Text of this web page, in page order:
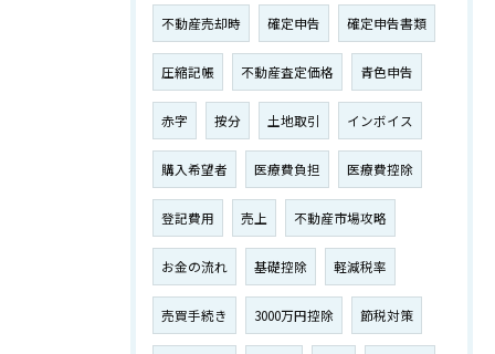
不動産売却時 確定申告 確定申告書類
圧縮記帳 不動産査定価格 青色申告
赤字 按分 土地取引 インボイス
購入希望者 医療費負担 医療費控除
登記費用 売上 不動産市場攻略
お金の流れ 基礎控除 軽減税率
売買手続き 3000万円控除 節税対策